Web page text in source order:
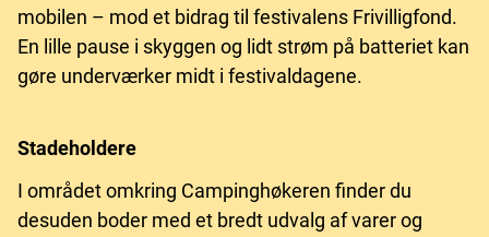
mobilen – mod et bidrag til festivalens Frivilligfond.
En lille pause i skyggen og lidt strøm på batteriet kan
gøre underværker midt i festivaldagene.
Stadeholdere
I området omkring Campinghøkeren finder du
desuden boder med et bredt udvalg af varer og